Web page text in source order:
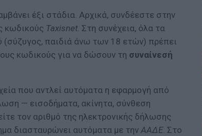
έξι στάδια. Αρχικά, συνδέεστε στην
κωδικούς Taxisnet. Στη συνέχεια, όλα τα
(σύζυγος, παιδιά άνω των 18 ετών) πρέπει
κωδικούς για να δώσουν τη συναίνεσή
που αντλεί αυτόματα η εφαρμογή από
— εισοδήματα, ακίνητα, σύνθεση
τον αριθμό της ηλεκτρονικής δήλωσης
διασταυρώνει αυτόματα με τηνΑΑΔΕ. Στο